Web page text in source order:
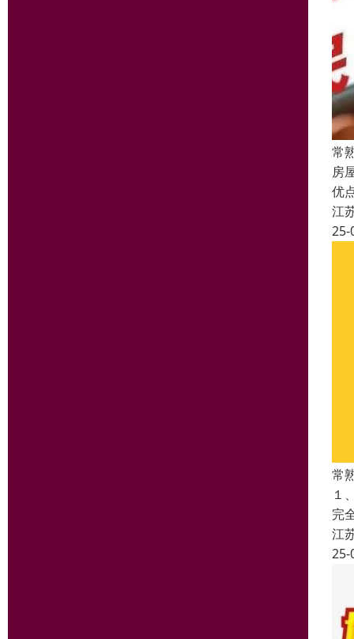
常
房
优
江
25-
常
１
完
江
25-